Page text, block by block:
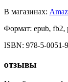
В магазинах:
Формат: epub, fb2,
ISBN: 978-5-0051-
отзывы